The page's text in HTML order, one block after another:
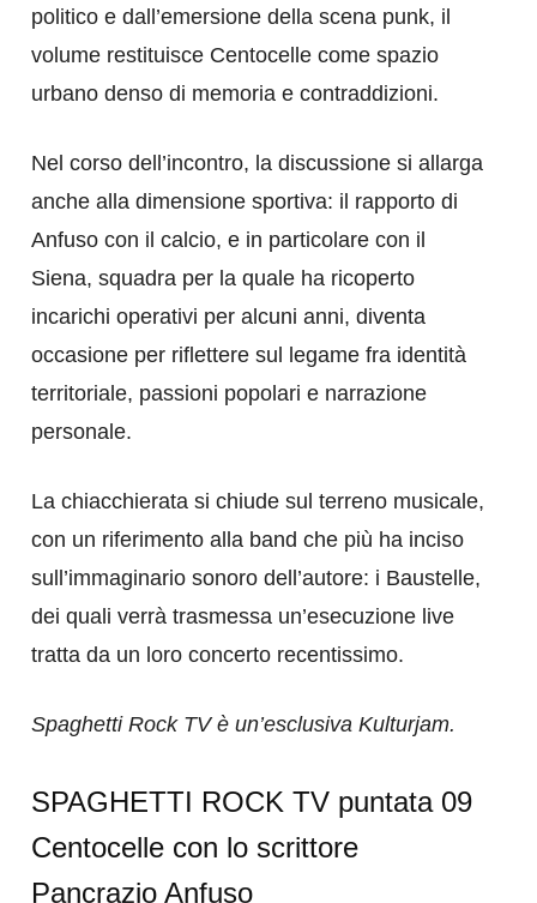
politico e dall’emersione della scena punk, il
volume restituisce Centocelle come spazio
urbano denso di memoria e contraddizioni.
Nel corso dell’incontro, la discussione si allarga
anche alla dimensione sportiva: il rapporto di
Anfuso con il calcio, e in particolare con il
Siena, squadra per la quale ha ricoperto
incarichi operativi per alcuni anni, diventa
occasione per riflettere sul legame fra identità
territoriale, passioni popolari e narrazione
personale.
La chiacchierata si chiude sul terreno musicale,
con un riferimento alla band che più ha inciso
sull’immaginario sonoro dell’autore: i Baustelle,
dei quali verrà trasmessa un’esecuzione live
tratta da un loro concerto recentissimo.
Spaghetti Rock TV è un’esclusiva Kulturjam.
SPAGHETTI ROCK TV puntata 09
Centocelle con lo scrittore
Pancrazio Anfuso